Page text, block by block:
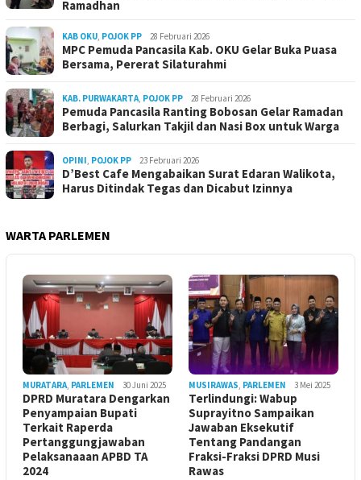
Ramadhan
KAB OKU, POJOK PP 28 Februari 2026
MPC Pemuda Pancasila Kab. OKU Gelar Buka Puasa
Bersama, Pererat Silaturahmi
KAB. PURWAKARTA, POJOK PP 28 Februari 2026
Pemuda Pancasila Ranting Bobosan Gelar Ramadan
Berbagi, Salurkan Takjil dan Nasi Box untuk Warga
OPINI, POJOK PP 23 Februari 2026
D’Best Cafe Mengabaikan Surat Edaran Walikota,
Harus Ditindak Tegas dan Dicabut Izinnya
WARTA PARLEMEN
MURATARA, PARLEMEN 30 Juni 2025
DPRD Muratara Dengarkan
Penyampaian Bupati
Terkait Raperda
Pertanggungjawaban
Pelaksanaaan APBD TA
2024
MUSIRAWAS, PARLEMEN 3 Mei 2025
Terlindungi: Wabup
Suprayitno Sampaikan
Jawaban Eksekutif
Tentang Pandangan
Fraksi-Fraksi DPRD Musi
Rawas